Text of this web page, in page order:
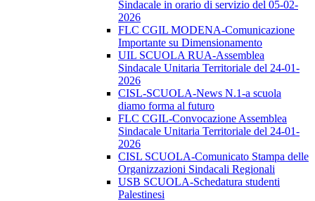
Sindacale in orario di servizio del 05-02-
2026
FLC CGIL MODENA-Comunicazione
Importante su Dimensionamento
UIL SCUOLA RUA-Assemblea
Sindacale Unitaria Territoriale del 24-01-
2026
CISL-SCUOLA-News N.1-a scuola
diamo forma al futuro
FLC CGIL-Convocazione Assemblea
Sindacale Unitaria Territoriale del 24-01-
2026
CISL SCUOLA-Comunicato Stampa delle
Organizzazioni Sindacali Regionali
USB SCUOLA-Schedatura studenti
Palestinesi